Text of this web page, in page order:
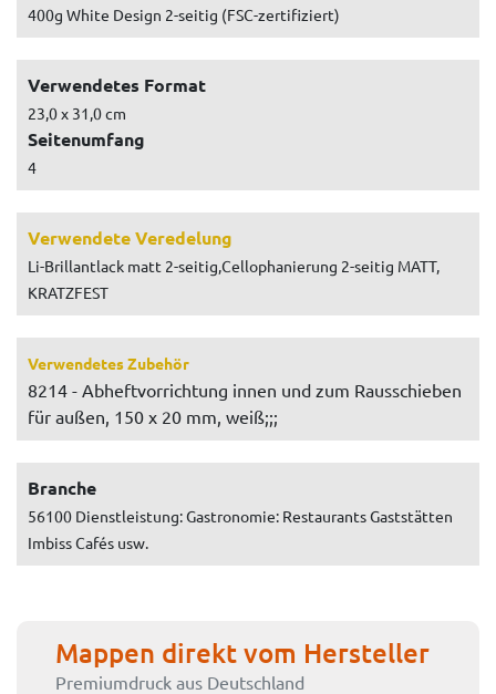
400g White Design 2-seitig (FSC-zertifiziert)
Verwendetes Format
23,0 x 31,0 cm
Seitenumfang
4
Verwendete Veredelung
Li-Brillantlack matt 2-seitig,Cellophanierung 2-seitig MATT,
KRATZFEST
Verwendetes Zubehör
8214 - Abheftvorrichtung innen und zum Rausschieben
für außen, 150 x 20 mm, weiß;;;
Branche
56100 Dienstleistung: Gastronomie: Restaurants Gaststätten
Imbiss Cafés usw.
Mappen direkt vom Hersteller
Premiumdruck aus Deutschland